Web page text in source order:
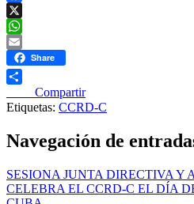
Facebook
X
WhatsApp
EmailShare
____ Compartir
Etiquetas: CCRD-C
Navegación de
SESIONA JUNTA DIRECTIVA Y
CELEBRA EL CCRD-C EL DÍA